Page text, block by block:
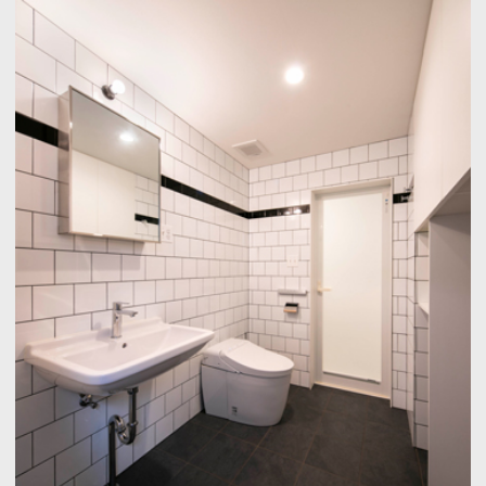
それゆえ、トイレ空間に余裕が生まれるでしょ
う。
奥行きに余裕ができることでトイレをゆったり
と作ることが可能です。
最後に、バリアフリー対応にする場合は、幅
120cm×奥行き160cm 以上を要します。
坪数にすると約0.75坪となります。
一般的なトイレの
倍近い空間を設けて、介助
スペースを確保しましょう。
＊トイレの便器の寸法について